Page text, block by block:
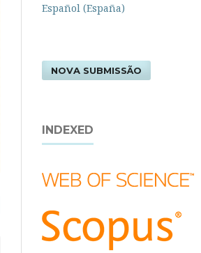
Español (España)
NOVA SUBMISSÃO
INDEXED